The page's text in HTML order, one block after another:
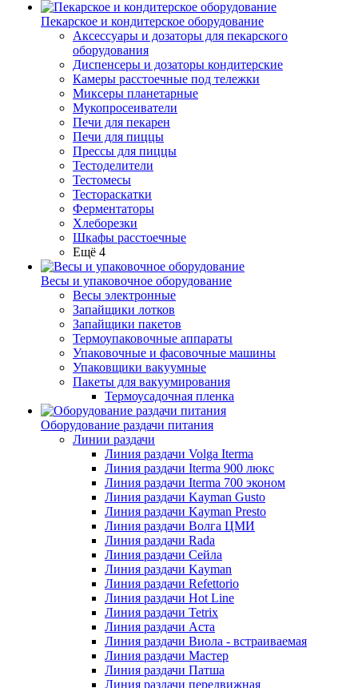
Пекарское и кондитерское оборудование
Аксессуары и дозаторы для пекарского
оборудования
Диспенсеры и дозаторы кондитерские
Камеры расстоечные под тележки
Миксеры планетарные
Мукопросеиватели
Печи для пекарен
Печи для пиццы
Прессы для пиццы
Тестоделители
Тестомесы
Тестораскатки
Ферментаторы
Хлеборезки
Шкафы расстоечные
Ещё 4
Весы и упаковочное оборудование
Весы электронные
Запайщики лотков
Запайщики пакетов
Термоупаковочные аппараты
Упаковочные и фасовочные машины
Упаковщики вакуумные
Пакеты для вакуумирования
Термоусадочная пленка
Оборудование раздачи питания
Линии раздачи
Линия раздачи Volga Iterma
Линия раздачи Iterma 900 люкс
Линия раздачи Iterma 700 эконом
Линия раздачи Kayman Gusto
Линия раздачи Kayman Presto
Линия раздачи Волга ЦМИ
Линия раздачи Rada
Линия раздачи Сейла
Линия раздачи Kayman
Линия раздачи Refettorio
Линия раздачи Hot Line
Линия раздачи Tetrix
Линия раздачи Аста
Линия раздачи Виола - встраиваемая
Линия раздачи Мастер
Линия раздачи Патша
Линия раздачи передвижная